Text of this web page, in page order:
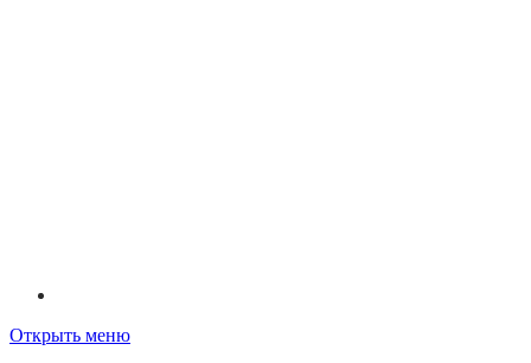
Открыть меню